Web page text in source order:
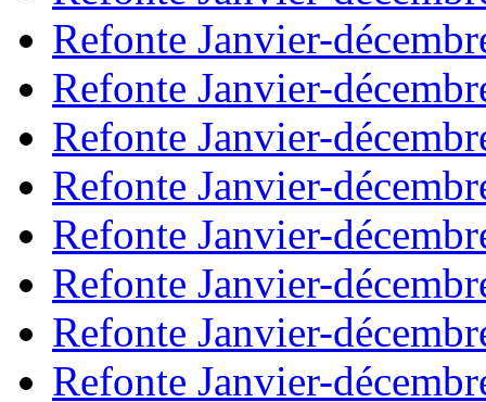
Refonte Janvier-
Refonte Janvier-
Refonte Janvier-
Refonte Janvier-
Refonte Janvier-
Refonte Janvier-
Refonte Janvier-
Refonte Janvier-